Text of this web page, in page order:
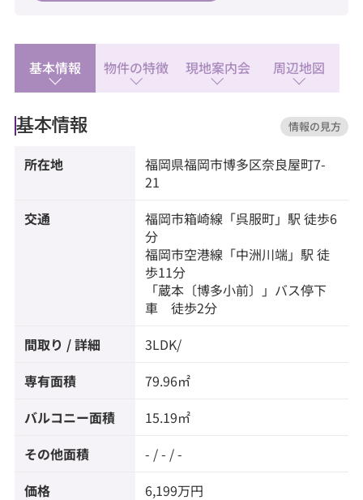
【教育】
◆博多小学校：徒歩1分
【暮らし】
◆マックスバリュエクスプレス奈良屋町店：徒歩2
分
◆大賀薬局 中呉服町店：徒歩4分
基本情報 物件の特徴 現地案内会 周辺地図
基本情報 情報の見方
所在地 福岡県福岡市博多区奈良屋町7-
21
交通 福岡市箱崎線 「呉服町」駅 徒歩6
分
福岡市空港線 「中洲川端」駅 徒
歩11分
「蔵本〔博多小前〕」バス停下
車 徒歩2分
間取り / 詳細 3LDK/
専有面積 79.96㎡
バルコニー面積 15.19㎡
その他面積 - / - / -
価格 6,199万円